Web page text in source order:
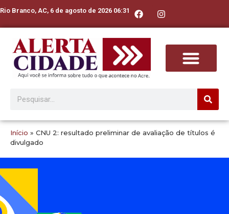
Rio Branco, AC, 6 de agosto de 2026 06:31
Início » CNU 2: resultado preliminar de avaliação de títulos é
divulgado